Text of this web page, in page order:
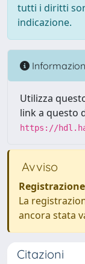
tutti i diritti
indicazione.
Utilizza
link a questo
https://
Avviso
La
ancora stata
Citazioni